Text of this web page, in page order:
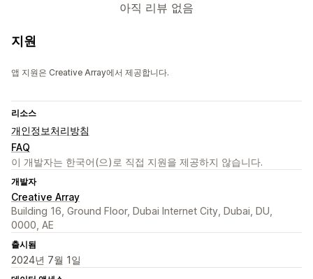
아직 리뷰 없음
지원
앱 지원은 Creative Array에서 제공합니다.
리소스
개인정보처리방침
FAQ
이 개발자는 한국어(으)로 직접 지원을 제공하지 않습니다.
개발자
Creative Array
Building 16, Ground Floor, Dubai Internet City, Dubai, DU,
0000, AE
출시됨
2024년 7월 1일